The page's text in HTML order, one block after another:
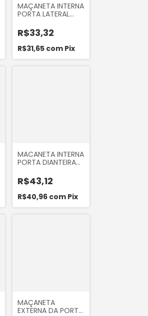
MAÇANETA INTERNA
PORTA LATERAL
VAN HAFEI TOWNER
2008 A 2013
R$33,32
R$31,65 com Pix
MACANETA INTERNA
PORTA DIANTEIRA
PRETA DO RENAULT
MEGANE 2005 A
2012 ORI 85150
R$43,12
R$40,96 com Pix
MAÇANETA
EXTERNA DA PORTA